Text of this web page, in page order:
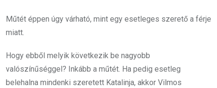
Műtét éppen úgy várható, mint egy esetleges szerető a férje
miatt.
Hogy ebből melyik következik be nagyobb
valószínűséggel? Inkább a műtét. Ha pedig esetleg
belehalna mindenki szeretett Katalinja, akkor Vilmos